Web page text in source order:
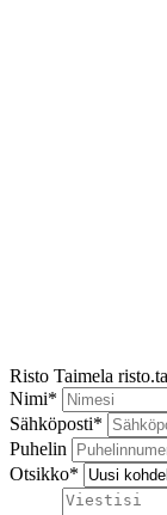
Risto Taimela
Nimi*
Sähköposti*
Puhelin
Otsikko*